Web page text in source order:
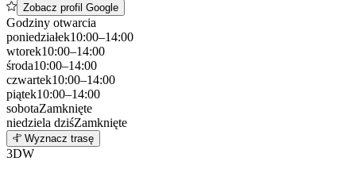
Zobacz profil Google
Godziny otwarcia
poniedziałek10:00–14:00
wtorek10:00–14:00
środa10:00–14:00
czwartek10:00–14:00
piątek10:00–14:00
sobotaZamknięte
niedziela dziśZamknięte
+
Wyznacz trasę
3DW